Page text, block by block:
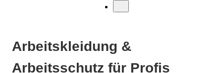
Arbeitskleidung &
Arbeitsschutz für Profis